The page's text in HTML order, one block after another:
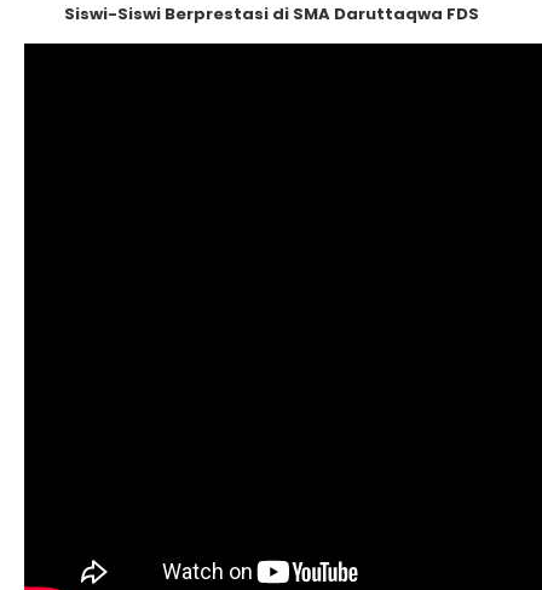
Siswi-Siswi Berprestasi di SMA Daruttaqwa FDS